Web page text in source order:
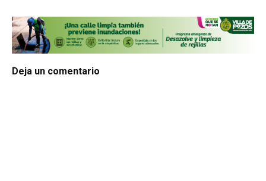
Deja un comentario